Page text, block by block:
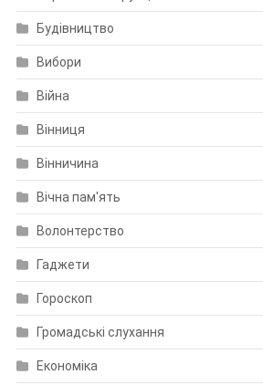
Будівництво
Вибори
Війна
Вінниця
Вінничина
Вічна пам'ять
Волонтерство
Гаджети
Гороскоп
Громадські слухання
Економіка